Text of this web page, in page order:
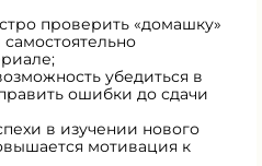
проверить «домашку»
убедиться в
ошибки до сдачи
в изучении нового
мотивация к